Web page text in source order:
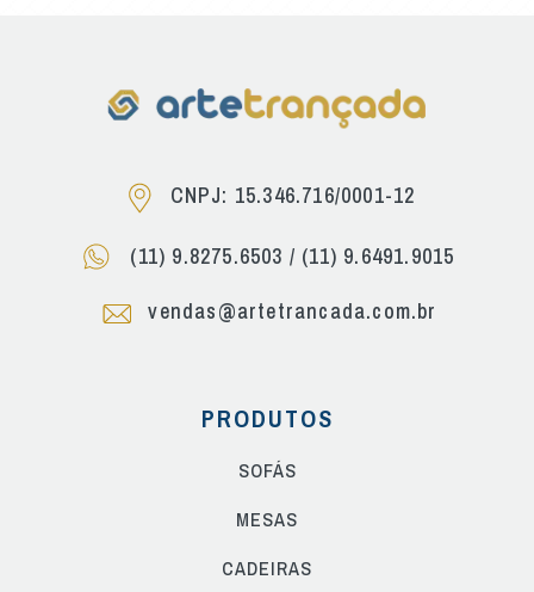
CNPJ: 15.346.716/0001-12
(11) 9.8275.6503 / (11) 9.6491.9015
vendas@artetrancada.com.br
PRODUTOS
SOFÁS
MESAS
CADEIRAS